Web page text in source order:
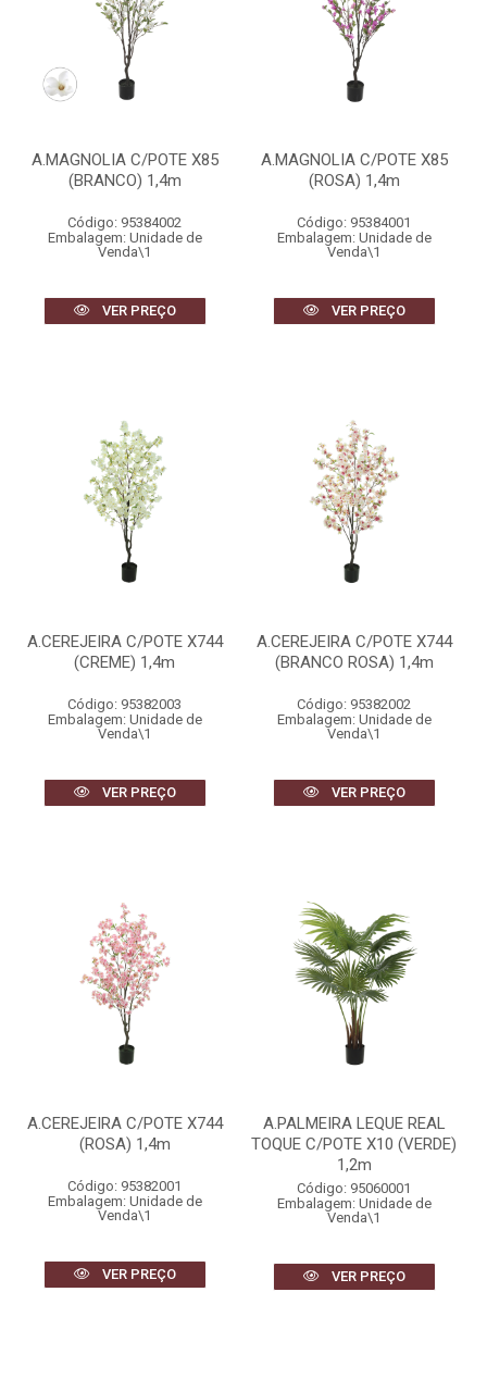
A.MAGNOLIA C/POTE X85
(BRANCO) 1,4m
Código: 95384002
Embalagem: Unidade de
Venda\1
VER PREÇO
A.MAGNOLIA C/POTE X85
(ROSA) 1,4m
Código: 95384001
Embalagem: Unidade de
Venda\1
VER PREÇO
A.CEREJEIRA C/POTE X744
(CREME) 1,4m
Código: 95382003
Embalagem: Unidade de
Venda\1
VER PREÇO
A.CEREJEIRA C/POTE X744
(BRANCO ROSA) 1,4m
Código: 95382002
Embalagem: Unidade de
Venda\1
VER PREÇO
A.CEREJEIRA C/POTE X744
(ROSA) 1,4m
Código: 95382001
Embalagem: Unidade de
Venda\1
VER PREÇO
A.PALMEIRA LEQUE REAL
TOQUE C/POTE X10 (VERDE)
1,2m
Código: 95060001
Embalagem: Unidade de
Venda\1
VER PREÇO